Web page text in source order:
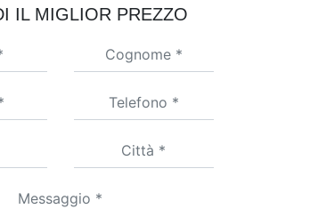
IL MIGLIOR PREZZO